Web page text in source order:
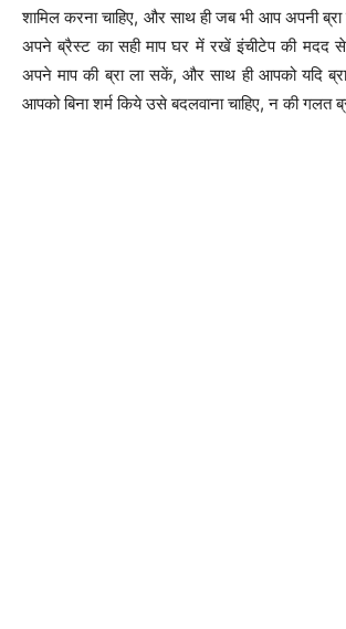
शामिल करना चाहिए, और साथ ही जब भी आप अपनी
अपने ब्रैस्ट का सही माप घर में रखें इंचीटेप की मदद
अपने माप की ब्रा ला सकें, और साथ ही आपको यदि
आपको बिना शर्म किये उसे बदलवाना चाहिए, न की गलत